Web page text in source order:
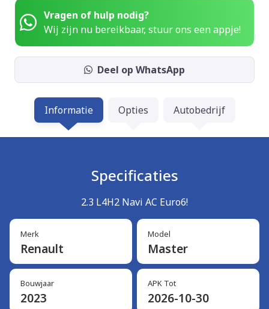
Vragen of hulp nodig?
Wij zijn nu bereikbaar, stuur ons een appje!
Deel op WhatsApp
Informatie Opties Autobedrijf
Specificaties
2.3 L4H2 Navi AC Euro6!
Merk
Renault
Model
Master
Bouwjaar
2023
APK Tot
2026-10-30